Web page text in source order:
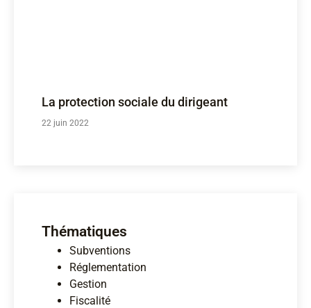
La protection sociale du dirigeant
22 juin 2022
Thématiques
Subventions
Réglementation
Gestion
Fiscalité